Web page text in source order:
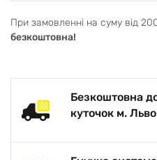
При замовленні на суму від
безкоштовна!
Безкоштовна
куточок м.